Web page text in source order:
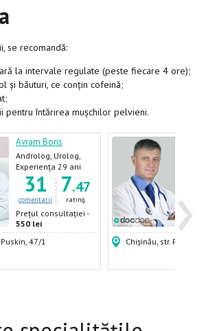
se recomandă:
la intervale regulate (peste fiecare 4 ore);
și băuturi, ce conțin cofeină;
pentru întărirea mușchilor pelvieni.
›
Avram Boris
Androlog, Urolog,
Urolog-pediatru
Experiența 29 ani
31
comentarii
7.47
rating
Prețul consultației -
550 lei
47/1
600
Chișinău, str. Puskin,